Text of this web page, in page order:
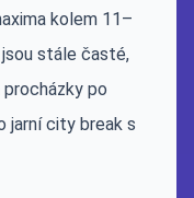
kolem 11–
jsou stále časté,
po
jarní city break s